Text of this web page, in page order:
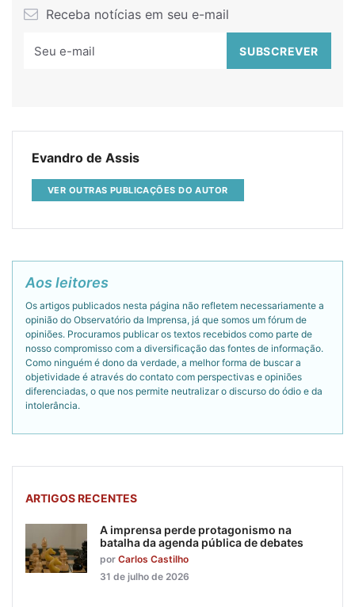
Receba notícias em seu e-mail
Evandro de Assis
VER OUTRAS PUBLICAÇÕES DO AUTOR
Aos leitores
Os artigos publicados nesta página não refletem necessariamente a
opinião do Observatório da Imprensa, já que somos um fórum de
opiniões. Procuramos publicar os textos recebidos como parte de
nosso compromisso com a diversificação das fontes de informação.
Como ninguém é dono da verdade, a melhor forma de buscar a
objetividade é através do contato com perspectivas e opiniões
diferenciadas, o que nos permite neutralizar o discurso do ódio e da
intolerância.
ARTIGOS RECENTES
A imprensa perde protagonismo na
batalha da agenda pública de debates
por Carlos Castilho
31 de julho de 2026